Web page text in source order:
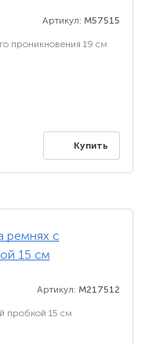
Артикул: M57515
проникновения 19 см
Купить
Артикул: M217512
пробкой 15 см